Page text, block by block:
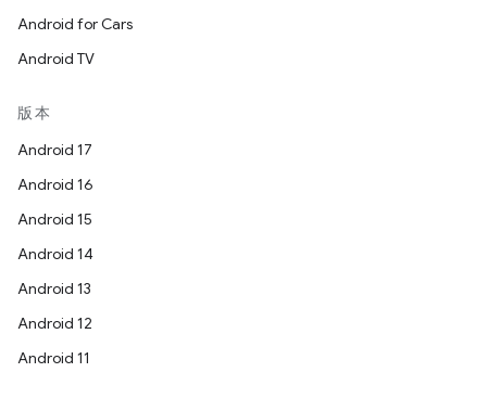
Android for Cars
Android TV
版本
Android 17
Android 16
Android 15
Android 14
Android 13
Android 12
Android 11